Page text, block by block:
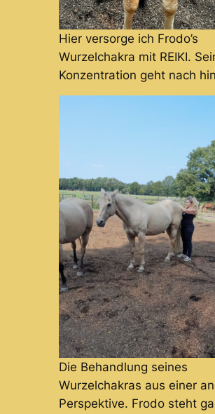
Hier versorge ich Frodo’s
Wurzelchakra mit REIKI.
Konzentration geht nach
Die Behandlung seines
Wurzelchakras aus einer
Perspektive. Frodo steht